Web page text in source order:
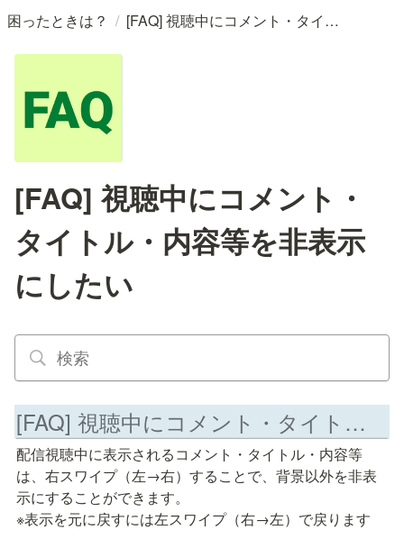
困ったときは？ / [FAQ] 視聴中にコメント・タイトル・内容等を非表示にしたい
[FAQ] 視聴中にコメント・
タイトル・内容等を非表示
にしたい
[FAQ] 視聴中にコメント・タイトル・内容等を非表示にしたい
配信視聴中に表示されるコメント・タイトル・内容等
は、右スワイプ（左→右）することで、背景以外を非表
示にすることができます。